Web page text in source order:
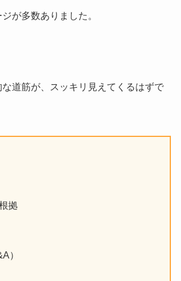
が多数ありました。
道筋が、スッキリ見えてくるはずで
拠
）